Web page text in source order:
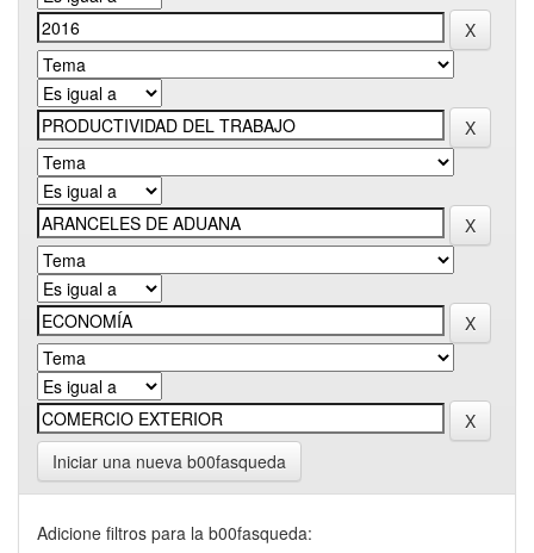
Iniciar una nueva b00fasqueda
Adicione filtros para la b00fasqueda: